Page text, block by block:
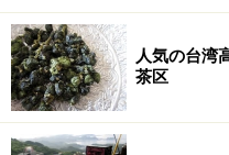
人気の台湾
茶区